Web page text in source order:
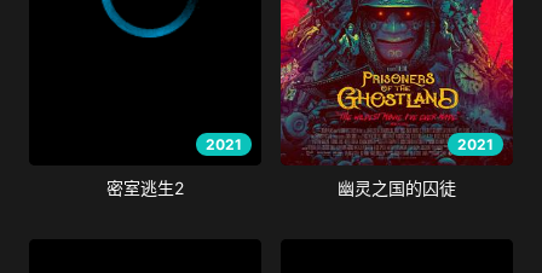
2021
密室逃生2
2021
幽灵之国的囚徒